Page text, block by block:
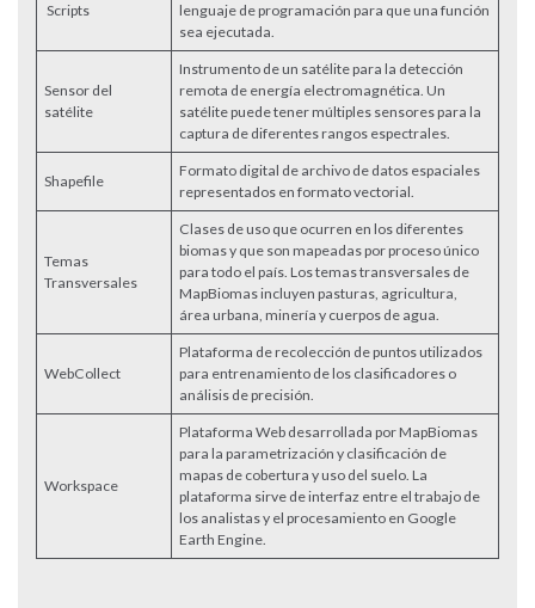
Scripts
lenguaje de programación para que una función
sea ejecutada.
Sensor del
satélite
Instrumento de un satélite para la detección
remota de energía electromagnética. Un
satélite puede tener múltiples sensores para la
captura de diferentes rangos espectrales.
Shapefile
Formato digital de archivo de datos espaciales
representados en formato vectorial.
Temas
Transversales
Clases de uso que ocurren en los diferentes
biomas y que son mapeadas por proceso único
para todo el país. Los temas transversales de
MapBiomas incluyen pasturas, agricultura,
área urbana, minería y cuerpos de agua.
WebCollect
Plataforma de recolección de puntos utilizados
para entrenamiento de los clasificadores o
análisis de precisión.
Workspace
Plataforma Web desarrollada por MapBiomas
para la parametrización y clasificación de
mapas de cobertura y uso del suelo. La
plataforma sirve de interfaz entre el trabajo de
los analistas y el procesamiento en Google
Earth Engine.